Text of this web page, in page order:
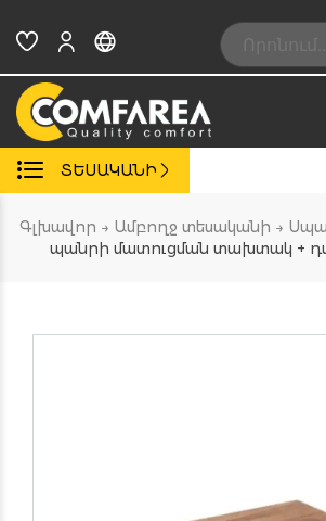
content
Search:
ՏԵՍԱԿԱՆԻ
Գլխավոր → Ամբողջ տեսականի →
պանրի մատուցման տախտակ +